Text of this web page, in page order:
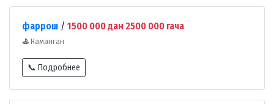
фаррош / 1500 000 дан 2500 000 гача
⛳ Наманган
📞 Подробнее